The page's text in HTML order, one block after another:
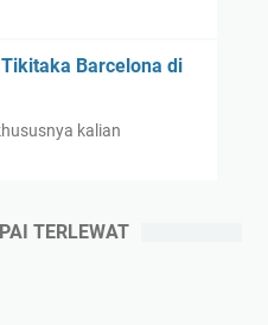
Barcelona di
kalian
TERLEWAT